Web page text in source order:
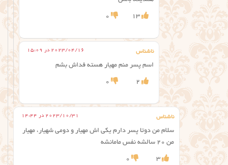
13
0
ناشناس 2023/04/16 در 15:09
اسم پسر منم مهیار هسته فداش بشم
2
0
ناشناس 2023/10/31 در 14:44
سلام من دوتا پسر دارم یکی اش مهیار و دومی شهیار، مهیار
من ۲۰ سالشه نفس مامانشه
3
0